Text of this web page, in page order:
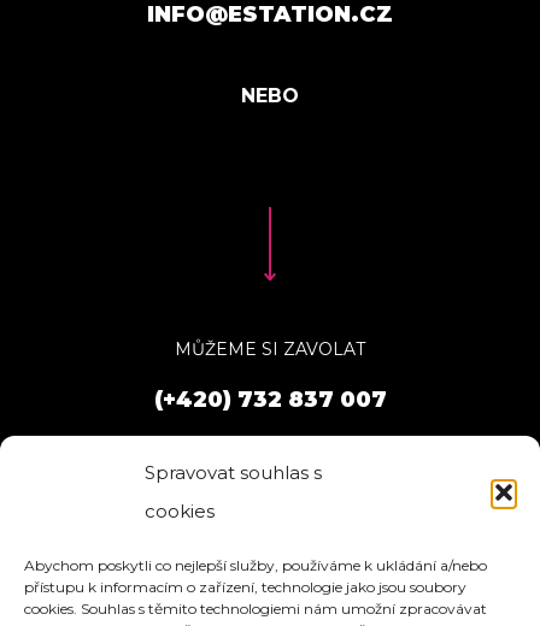
Spravovat souhlas s
cookies
Abychom poskytli co nejlepší služby, používáme k ukládání a/nebo
přístupu k informacím o zařízení, technologie jako jsou soubory
cookies. Souhlas s těmito technologiemi nám umožní zpracovávat
INFO@ESTATION.CZ
MŮŽEME SI ZAVOLAT
(+420) 732 837 007